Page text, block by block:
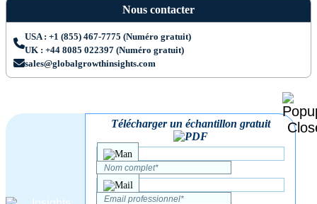
Nous contacter
USA : +1 (855) 467-7775 (Numéro gratuit)
UK : +44 8085 022397 (Numéro gratuit)
sales@globalgrowthinsights.com
Télécharger un échantillon gratuit